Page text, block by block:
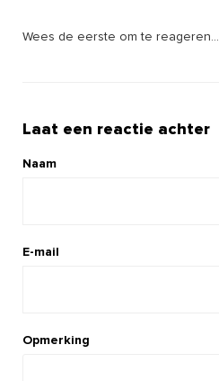
Wees de eerste om te reageren...
Laat een reactie achter
Naam
E-mail
Opmerking